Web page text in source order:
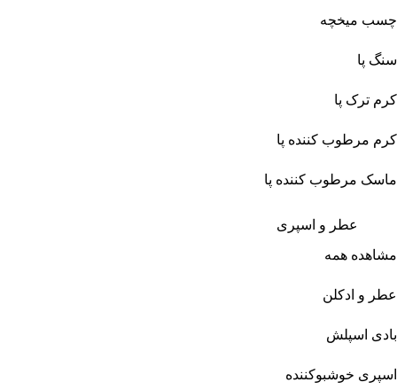
چسب میخچه
سنگ پا
کرم ترک پا
کرم مرطوب کننده پا
ماسک مرطوب کننده پا
عطر و اسپری
مشاهده همه
عطر و ادکلن
بادی اسپلش
اسپری خوشبوکننده